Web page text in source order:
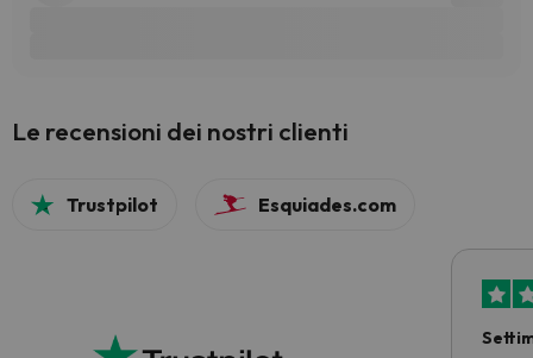
Le recensioni dei nostri clienti
Trustpilot Esquiades.com